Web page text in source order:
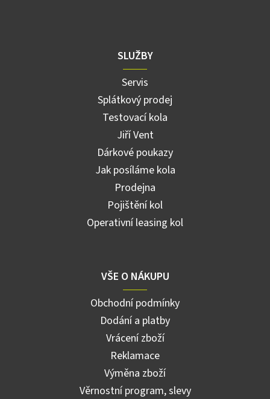
SLUŽBY
Servis
Splátkový prodej
Testovací kola
Jiří Vent
Dárkové poukazy
Jak posíláme kola
Prodejna
Pojištění kol
Operativní leasing kol
VŠE O NÁKUPU
Obchodní podmínky
Dodání a platby
Vrácení zboží
Reklamace
Výměna zboží
Věrnostní program, slevy